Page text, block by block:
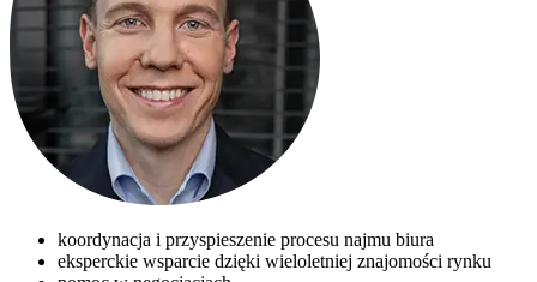
koordynacja i przyspieszenie procesu najmu biura
eksperckie wsparcie dzięki wieloletniej znajomości rynku